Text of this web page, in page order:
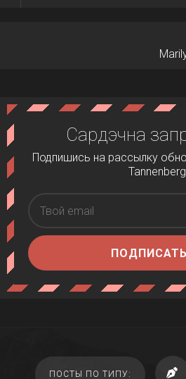
Сардэчна
Подпишись на рассылку
Tannenberg
ПОСТЫ ПО ТИПУ: